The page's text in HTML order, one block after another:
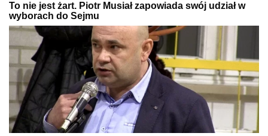
To nie jest żart. Piotr Musiał zapowiada swój udział w
wyborach do Sejmu